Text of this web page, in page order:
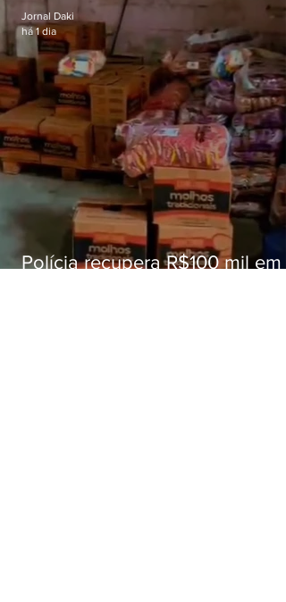
Polícia recupera R$100 mil em
Jornal Daki
há 1 dia